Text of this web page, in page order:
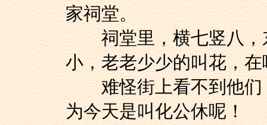
家祠堂。
祠堂里，横七竖八，
小，老老少少的叫花，
难怪街上看不到他们
为今天是叫化公休呢！